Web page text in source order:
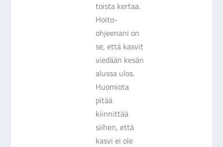
toista kertaa.
Hoito-
ohjeenani on
se, että kasvit
viedään kesän
alussa ulos.
Huomiota
pitää
kiinnittää
siihen, että
kasvi ei ole